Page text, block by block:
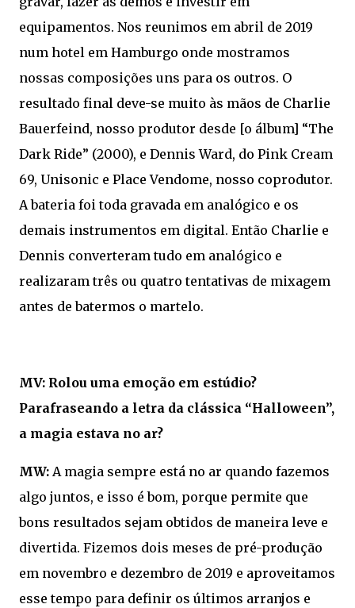
equipamentos. Nos reunimos em abril de 2019
num hotel em Hamburgo onde mostramos
nossas composições uns para os outros. O
resultado final deve-se muito às mãos de Charlie
Bauerfeind, nosso produtor desde [o álbum] “The
Dark Ride” (2000), e Dennis Ward, do Pink Cream
69, Unisonic e Place Vendome, nosso coprodutor.
A bateria foi toda gravada em analógico e os
demais instrumentos em digital. Então Charlie e
Dennis converteram tudo em analógico e
realizaram três ou quatro tentativas de mixagem
antes de batermos o martelo.
MV: Rolou uma emoção em estúdio?
Parafraseando a letra da clássica “Halloween”,
a magia estava no ar?
MW: A magia sempre está no ar quando fazemos
algo juntos, e isso é bom, porque permite que
bons resultados sejam obtidos de maneira leve e
divertida. Fizemos dois meses de pré-produção
em novembro e dezembro de 2019 e aproveitamos
esse tempo para definir os últimos arranjos e